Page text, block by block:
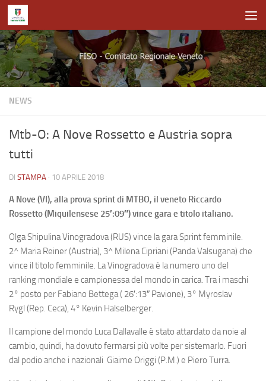
Salta al contenuto
NEWS
Mtb-O: A Nove Rossetto e Austria sopra
tutti
DI STAMPA · 10 APRILE 2018
A Nove (VI), alla prova sprint di MTBO, il veneto Riccardo
Rossetto (Miquilensese 25′:09″) vince gara e titolo italiano.
Olga Shipulina Vinogradova (RUS) vince la gara Sprint femminile.
2^ Maria Reiner (Austria), 3^ Milena Cipriani (Panda Valsugana) che
vince il titolo femminile. La Vinogradova è la numero uno del
ranking mondiale e campionessa del mondo in carica. Tra i maschi
2° posto per Fabiano Bettega ( 26′:13″ Pavione), 3° Myroslav
Rygl (Rep. Ceca), 4° Kevin Halselberger.
Il campione del mondo Luca Dallavalle è stato attardato da noie al
cambio, quindi, ha dovuto fermarsi più volte per sistemarlo. Fuori
dal podio anche i nazionali Giaime Origgi (P.M.) e Piero Turra.